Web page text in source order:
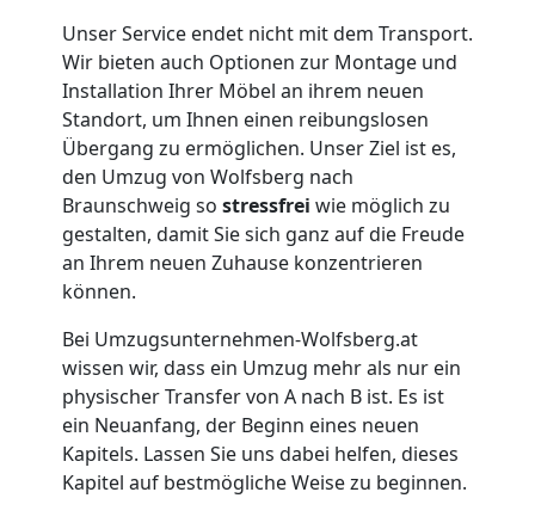
Unser Service endet nicht mit dem Transport.
Wir bieten auch Optionen zur Montage und
Installation Ihrer Möbel an ihrem neuen
Standort, um Ihnen einen reibungslosen
Übergang zu ermöglichen. Unser Ziel ist es,
den Umzug von Wolfsberg nach
Braunschweig so stressfrei wie möglich zu
gestalten, damit Sie sich ganz auf die Freude
an Ihrem neuen Zuhause konzentrieren
können.
Bei Umzugsunternehmen-Wolfsberg.at
wissen wir, dass ein Umzug mehr als nur ein
physischer Transfer von A nach B ist. Es ist
ein Neuanfang, der Beginn eines neuen
Kapitels. Lassen Sie uns dabei helfen, dieses
Kapitel auf bestmögliche Weise zu beginnen.
Wolfsberg
Umzug
für
Senioren
Wolfsberg
Fernumzug